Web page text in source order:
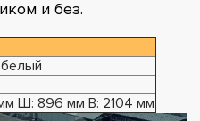
и без.
Ш: 896 мм В: 2104 мм